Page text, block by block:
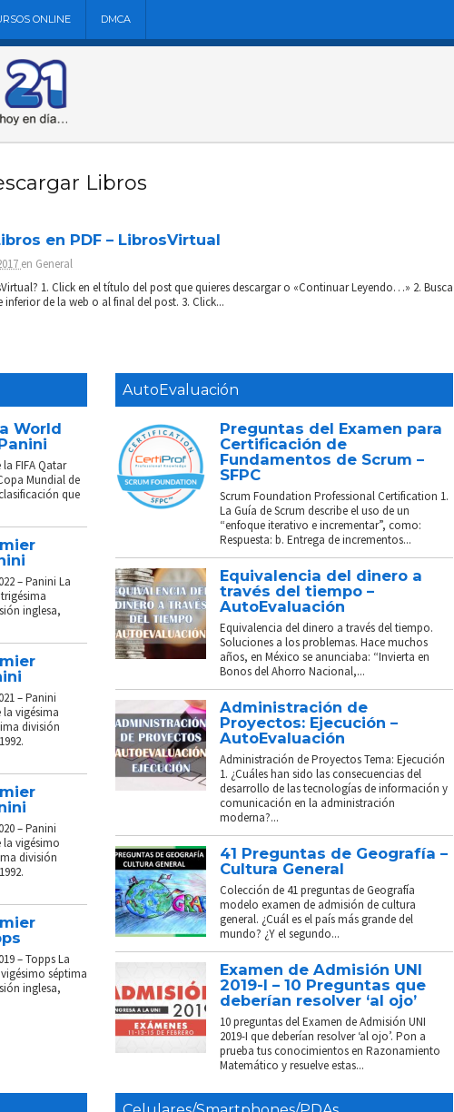
ONLINE DMCA
Libros
en PDF – LibrosVirtual
en General
1. Click en el título del post que quieres descargar o «Continuar Leyendo…» 2. Busca
de la web o al final del post. 3. Click...
World
FIFA Qatar
Mundial de
que
– Panini La
inglesa,
– Panini
la vigésima
división
– Panini
la vigésimo
división
– Topps La
séptima
inglesa,
AutoEvaluación
Preguntas del Examen para
Certificación de
Fundamentos de Scrum –
SFPC
Scrum Foundation Professional Certification 1.
La Guía de Scrum describe el uso de un
“enfoque iterativo e incrementar”, como:
Respuesta: b. Entrega de incrementos...
Equivalencia del dinero a
través del tiempo –
AutoEvaluación
Equivalencia del dinero a través del tiempo.
Soluciones a los problemas. Hace muchos
años, en México se anunciaba: “Invierta en
Bonos del Ahorro Nacional,...
Administración de
Proyectos: Ejecución –
AutoEvaluación
Administración de Proyectos Tema: Ejecución
1. ¿Cuáles han sido las consecuencias del
desarrollo de las tecnologías de información y
comunicación en la administración
moderna?...
41 Preguntas de Geografía –
Cultura General
Colección de 41 preguntas de Geografía
modelo examen de admisión de cultura
general. ¿Cuál es el país más grande del
mundo? ¿Y el segundo...
Examen de Admisión UNI
2019-I – 10 Preguntas que
deberían resolver ‘al ojo’
10 preguntas del Examen de Admisión UNI
2019-I que deberían resolver ‘al ojo’. Pon a
prueba tus conocimientos en Razonamiento
Matemático y resuelve estas...